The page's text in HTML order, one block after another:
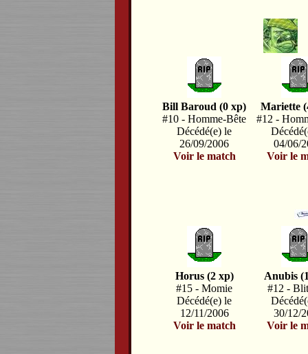
Bill Baroud (0 xp)
#10 - Homme-Bête
Décédé(e) le
26/09/2006
Voir le match
Mariette
#12 -
04/06/
Voir le
Horus (2 xp)
#15 - Momie
Décédé(e) le
12/11/2006
Voir le match
Anubis
#12 -
30/12/
Voir le